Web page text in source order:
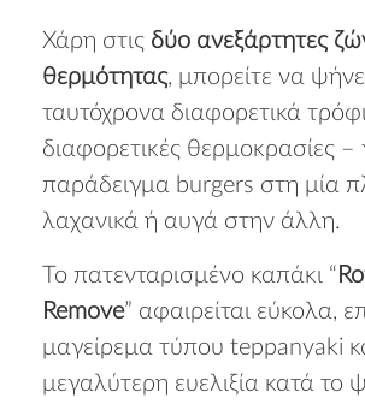
Χάρη στις δύο ανεξάρτητες
θερμότητας, μπορείτε να
ταυτόχρονα διαφορετικά
διαφορετικές θερμοκρασίες –
παράδειγμα burgers στη μία
λαχανικά ή αυγά στην άλλη.
Το πατενταρισμένο καπάκι “
Remove” αφαιρείται εύκολα,
μαγείρεμα τύπου teppanyaki
μεγαλύτερη ευελιξία κατά το